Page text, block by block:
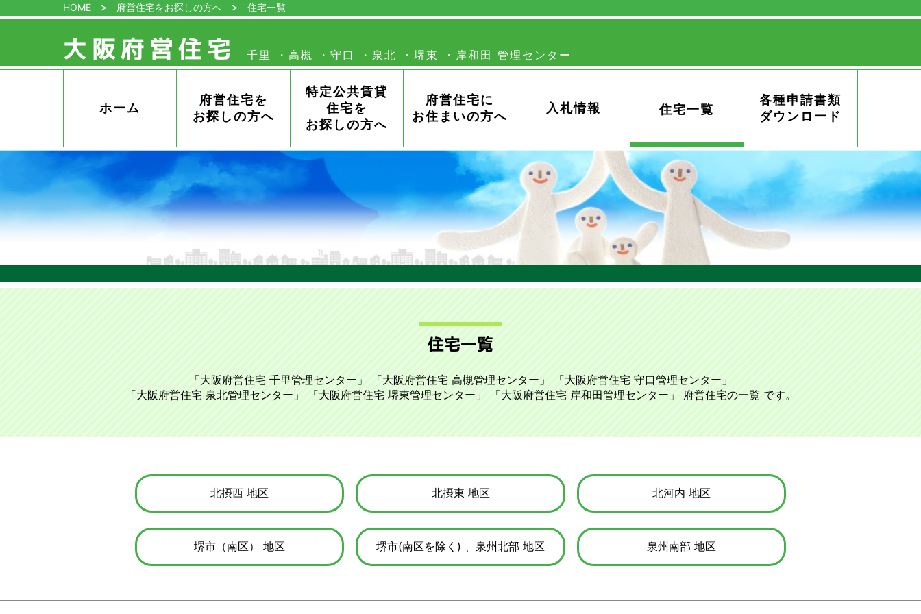
HOME 府営住宅をお探しの方へ 住宅一覧
大阪府営住宅
管
ン
タ
ー
千里 高槻 守口 泉北 堺東 岸和田
ホーム
府営住宅を
お探しの方へ
特定公共賃貸
住宅を
お探しの方へ
府営住宅に
お住まいの方へ
入札情報 住宅一覧
各種申請書類
ダウンロード
住宅一覧
府
営
の
大阪府営住宅 千里管理センター 大阪府営住宅 高槻管理センター
大阪府営住宅 守口管理センター
大阪府営住宅 泉北管理センター
大阪府営住宅 堺東管理センター 大阪府営住宅 岸和田管理センター です。
北摂西 北摂東 北河内
堺市（南区） 堺市(南区を除く) 泉州北部 泉州南部